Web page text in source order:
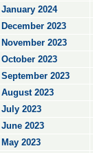
January 2024
December 2023
November 2023
October 2023
September 2023
August 2023
July 2023
June 2023
May 2023